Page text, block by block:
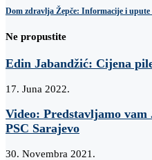
Dom zdravlja Žepče: Informacije i
Ne propustite
Edin Jabandžić: Cijena
17. Juna 2022.
Video: Predstavljamo vam
PSC Sarajevo
30. Novembra 2021.